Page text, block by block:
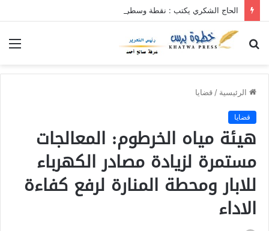
الرئيسية / قضايا
قضايا
هيئة مياه الخرطوم: المعالجات
مستمرة لزيادة مصادر الكهرباء
للابار ومحطة المنارة لرفع كفاءة
الاداء